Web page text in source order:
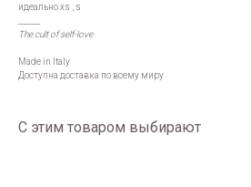
идеально xs , s
The cult of self-love
Made in Italy
Доступна доставка по всему миру
С этим товаром выбирают